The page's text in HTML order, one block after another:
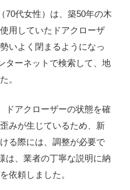
70代女性）は、築50年の木
用していたドアクローザ
いよく閉まるようになっ
ターネットで検索して、地
。
ドアクローザーの状態を確
みが生じているため、新
る際には、調整が必要で
は、業者の丁寧な説明に納
依頼しました。